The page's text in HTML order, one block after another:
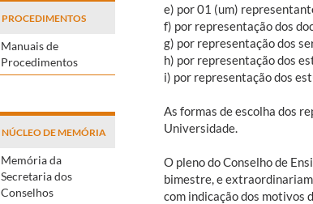
PROCEDIMENTOS
Manuais de
Procedimentos
NÚCLEO DE MEMÓRIA
Memória da
Secretaria dos
Conselhos
e) por 01 (um)
f) por representação dos
g) por representação dos
h) por representação dos
i) por representação dos
As formas de escolha dos
Universidade.
O pleno do Conselho de
bimestre, e
com indicação dos motivos